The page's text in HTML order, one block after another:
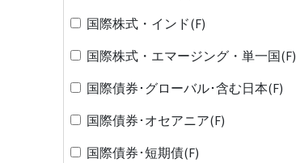
国際株式・インド(F)
国際株式・エマージング・単一国(F)
国際債券･グローバル･含む日本(F)
国際債券･オセアニア(F)
国際債券･短期債(F)